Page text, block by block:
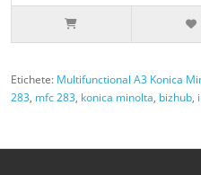
Etichete: Multifunctional A3 Konica
283, mfc 283, konica minolta, bizhub,